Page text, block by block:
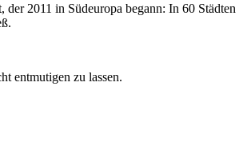
2011 in Südeuropa begann: In 60 Städten
entmutigen zu lassen.